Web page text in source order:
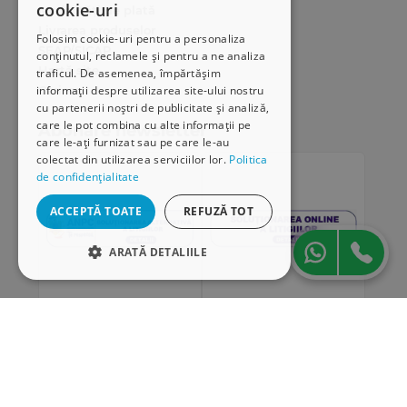
cookie-uri
Folosim cookie-uri pentru a personaliza
conținutul, reclamele și pentru a ne analiza
traficul. De asemenea, împărtășim
informații despre utilizarea site-ului nostru
cu partenerii noștri de publicitate și analiză,
care le pot combina cu alte informații pe
care le-ați furnizat sau pe care le-au
colectat din utilizarea serviciilor lor. Politica
de confidențialitate
ACCEPTĂ TOATE REFUZĂ TOT
ARATĂ DETALIILE
Modalități de plată
SEAP/SICAP
Hartă site
Cariere
Abonare newsletter